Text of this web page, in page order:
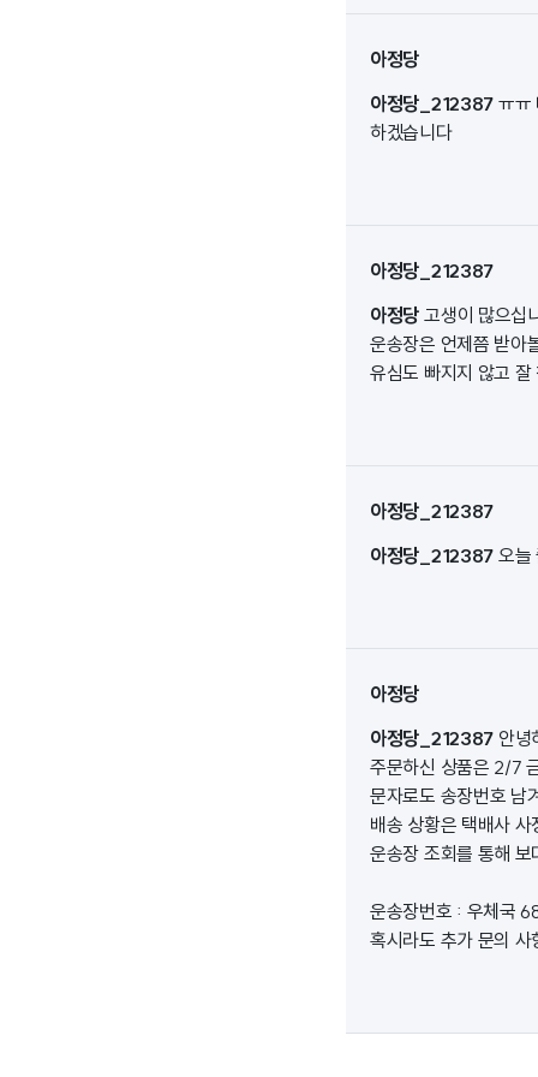
아정당
아정당_212387 ㅠㅠ
하겠습니다
아정당_212387
아정당 고생이 많으십
운송장은 언제쯤 받아
유심도 빠지지 않고 잘
아정당_212387
아정당_212387 오늘
아정당
아정당_212387 안녕
주문하신 상품은 2/7
문자로도 송장번호 남
배송 상황은 택배사
운송장 조회를 통해
운송장번호 : 우체국
혹시라도 추가 문의